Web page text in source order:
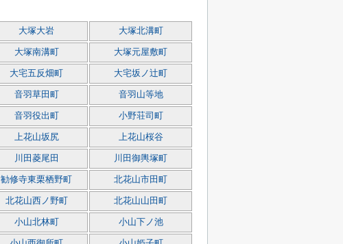
大塚大岩 大塚北溝町
大塚南溝町 大塚元屋敷町
大宅五反畑町 大宅坂ノ辻町
音羽草田町 音羽山等地
音羽役出町 小野荘司町
上花山坂尻 上花山桜谷
川田菱尾田 川田御輿塚町
勧修寺東栗栖野町 北花山市田町
北花山西ノ野町 北花山山田町
小山北林町 小山下ノ池